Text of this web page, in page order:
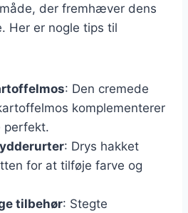
der fremhæver dens
Her er nogle tips til
: Den cremede
komplementerer
perfekt.
: Drys hakket
for at tilføje farve og
tilbehør: Stegte